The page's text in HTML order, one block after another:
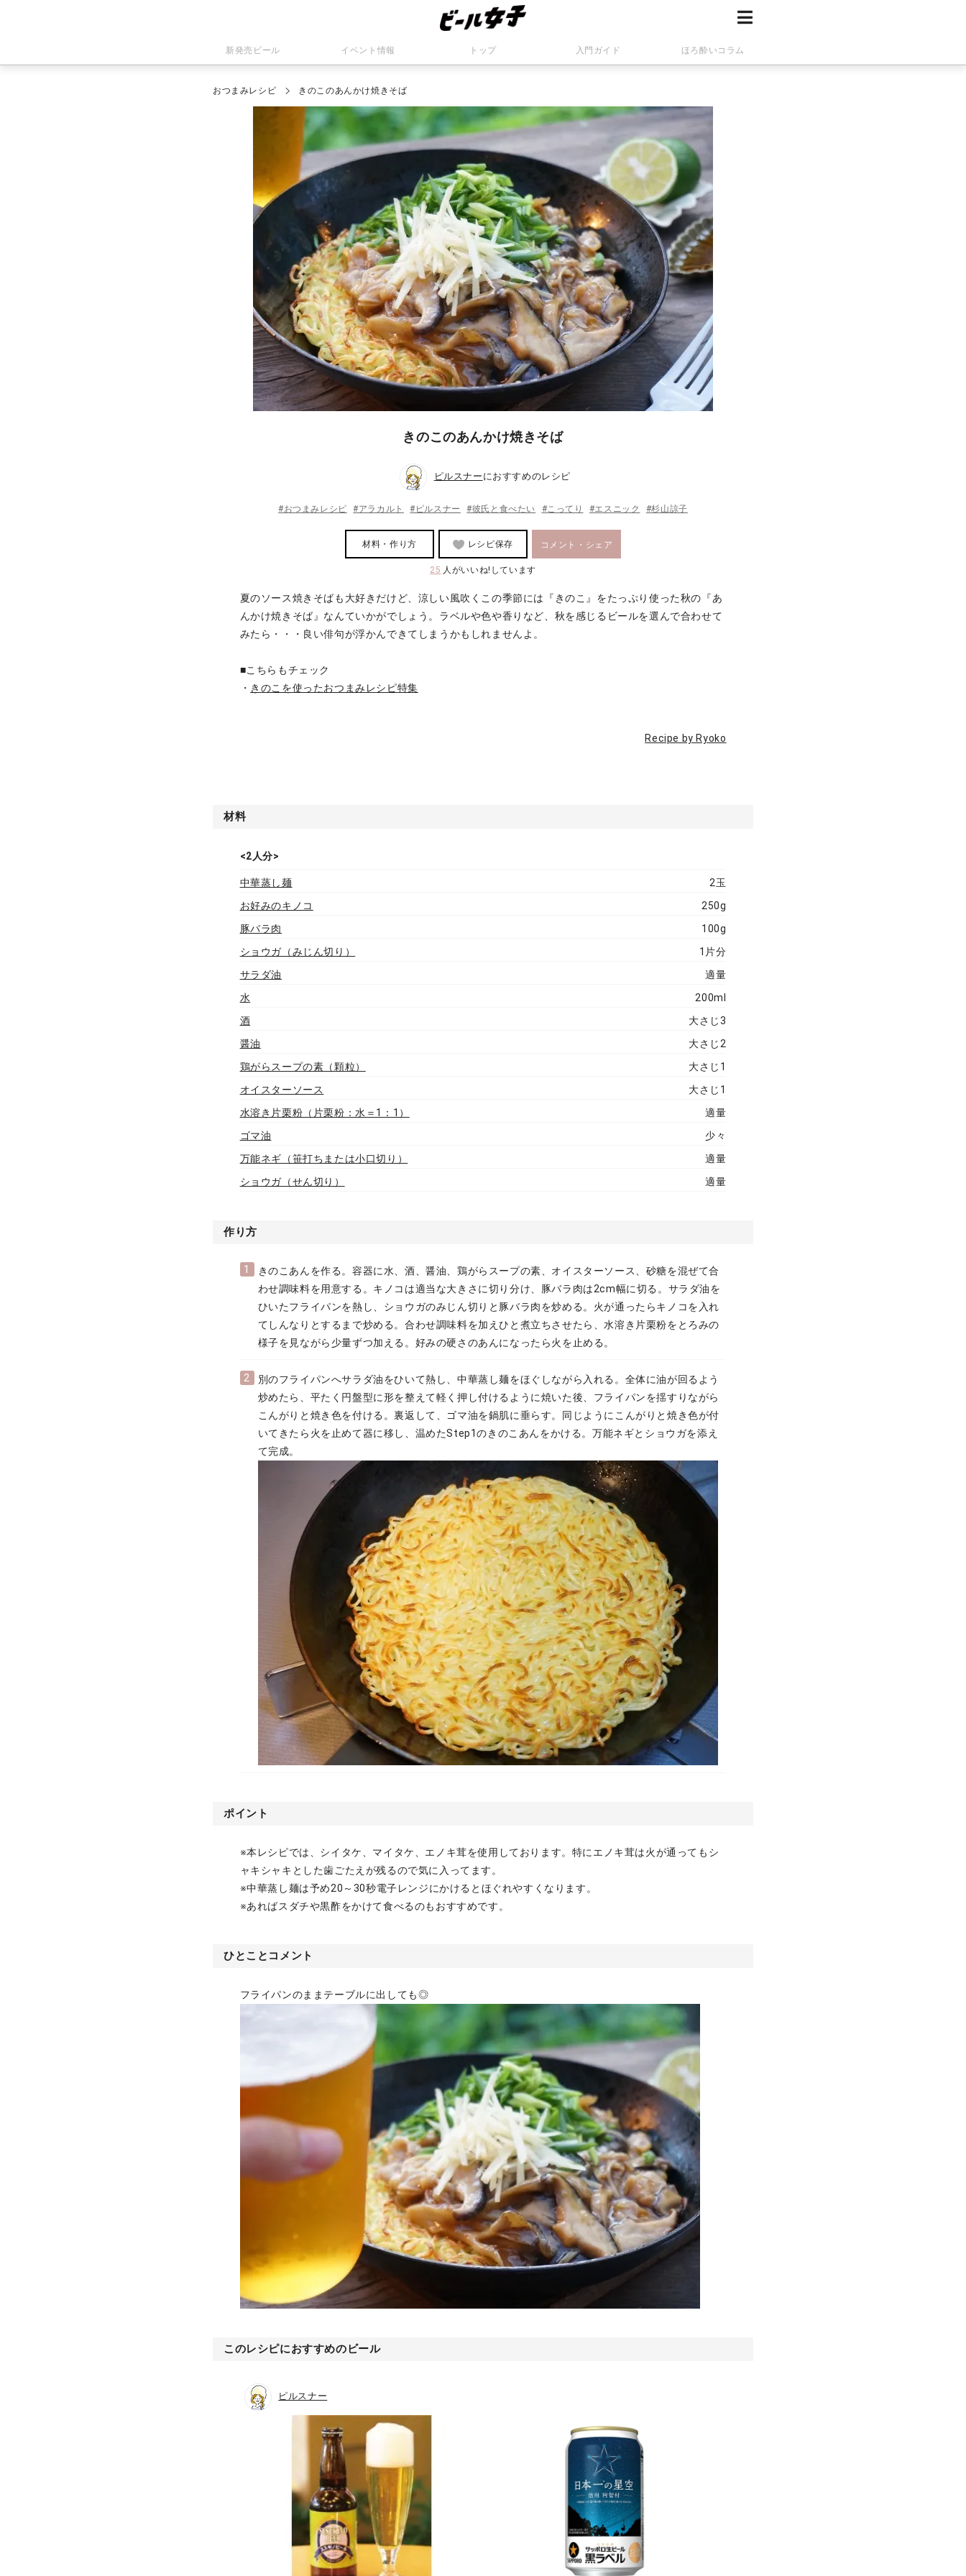
新発売ビール イベント情報 トップ 入門ガイド ほろ酔いコラム
おつまみレシピ きのこのあんかけ焼きそば
きのこのあんかけ焼きそば
ピルスナー におすすめのレシピ
#おつまみレシピ #アラカルト #ピルスナー #彼氏と食べたい #こってり #エスニック #杉山諒子
材料・作り方 レシピ保存 コメント・シェア
25 人がいいね!しています
夏のソース焼きそばも大好きだけど、涼しい風吹くこの季節には『きのこ』をたっぷり使った秋の『あ
んかけ焼きそば』なんていかがでしょう。ラベルや色や香りなど、秋を感じるビールを選んで合わせて
みたら・・・良い俳句が浮かんできてしまうかもしれませんよ。
■こちらもチェック
・ きのこを使ったおつまみレシピ特集
Recipe by Ryoko
材料
<2人分>
中華蒸し麺
2玉
お好みのキノコ
250g
豚バラ肉
100g
ショウガ（みじん切り）
1片分
サラダ油
適量
水
200ml
酒
大さじ3
醤油
大さじ2
鶏がらスープの素（顆粒）
大さじ1
オイスターソース
大さじ1
水溶き片栗粉（片栗粉：水＝1：1）
適量
ゴマ油
少々
万能ネギ（笹打ちまたは小口切り）
適量
ショウガ（せん切り）
適量
作り方
1
きのこあんを作る。容器に水、酒、醤油、鶏がらスープの素、オイスターソース、砂糖を混ぜて合
わせ調味料を用意する。キノコは適当な大きさに切り分け、豚バラ肉は2cm幅に切る。サラダ油を
ひいたフライパンを熱し、ショウガのみじん切りと豚バラ肉を炒める。火が通ったらキノコを入れ
てしんなりとするまで炒める。合わせ調味料を加えひと煮立ちさせたら、水溶き片栗粉をとろみの
様子を見ながら少量ずつ加える。好みの硬さのあんになったら火を止める。
2
別のフライパンへサラダ油をひいて熱し、中華蒸し麺をほぐしながら入れる。全体に油が回るよう
炒めたら、平たく円盤型に形を整えて軽く押し付けるように焼いた後、フライパンを揺すりながら
こんがりと焼き色を付ける。裏返して、ゴマ油を鍋肌に垂らす。同じようにこんがりと焼き色が付
いてきたら火を止めて器に移し、温めたStep1のきのこあんをかける。万能ネギとショウガを添え
て完成。
ポイント
※本レシピでは、シイタケ、マイタケ、エノキ茸を使用しております。特にエノキ茸は火が通ってもシ
ャキシャキとした歯ごたえが残るので気に入ってます。
※中華蒸し麺は予め20～30秒電子レンジにかけるとほぐれやすくなります。
※あればスダチや黒酢をかけて食べるのもおすすめです。
ひとことコメント
フライパンのままテーブルに出しても◎
このレシピにおすすめのビール
ピルスナー